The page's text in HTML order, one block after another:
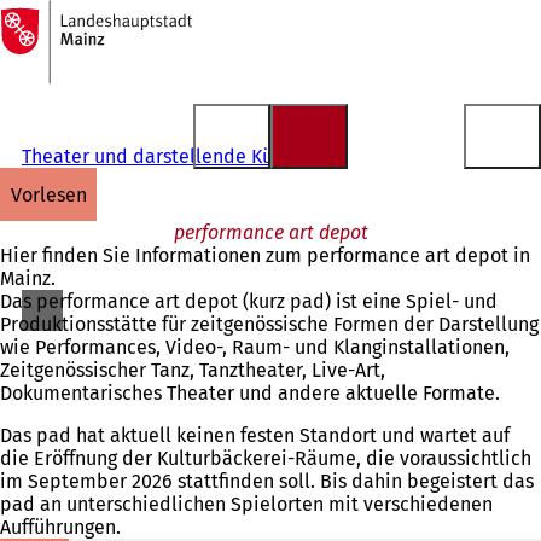
Inhalt anspringen
Zur
Startseite
Theater und darstellende Künste
vorlesen
performance art depot
Hier finden Sie Informationen zum performance art depot in
Mainz.
Das performance art depot (kurz pad) ist eine Spiel- und
Produktionsstätte für zeitgenössische Formen der Darstellung
wie Performances, Video-, Raum- und Klanginstallationen,
Zeitgenössischer Tanz, Tanztheater, Live-Art,
Dokumentarisches Theater und andere aktuelle Formate.
Das pad hat aktuell keinen festen Standort und wartet auf
die Eröffnung der Kulturbäckerei-Räume, die voraussichtlich
im September 2026 stattfinden soll. Bis dahin begeistert das
pad an unterschiedlichen Spielorten mit verschiedenen
Aufführungen.